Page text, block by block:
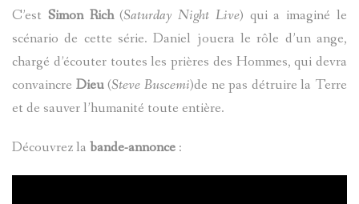
C’est Simon Rich(Saturday Night Live) qui a imaginé le
scénario de cette série. Daniel jouera le rôle d’un ange,
chargé d’écouter toutes les prières des Hommes, qui devra
convaincre Dieu(Steve Buscemi)de ne pas détruire la Terre
et de sauver l’humanité toute entière.
Découvrez la bande-annonce :